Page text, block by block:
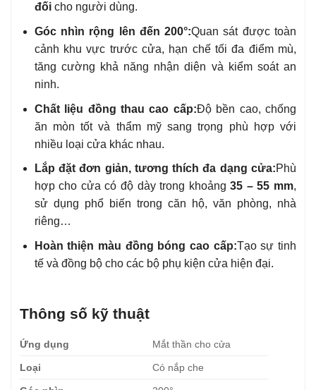
đốicho người dùng.
Góc nhìn rộng lên đến 200°:Quan sát được toàn
cảnh khu vực trước cửa, hạn chế tối đa điểm mù,
tăng cường khả năng nhận diện và kiểm soát an
ninh.
Chất liệu đồng thau cao cấp:Độ bền cao, chống
ăn mòn tốt và thẩm mỹ sang trọng phù hợp với
nhiều loại cửa khác nhau.
Lắp đặt đơn giản, tương thích đa dạng cửa:Phù
hợp cho cửa có độ dày trong khoảng35 – 55 mm,
sử dụng phổ biến trong căn hộ, văn phòng, nhà
riêng…
Hoàn thiện màu đồng bóng cao cấp:Tạo sự tinh
tế và đồng bộ cho các bộ phụ kiện cửa hiện đại.
Thông số kỹ thuật
Ứng dụng Mắt thần cho cửa
Loại Có nắp che